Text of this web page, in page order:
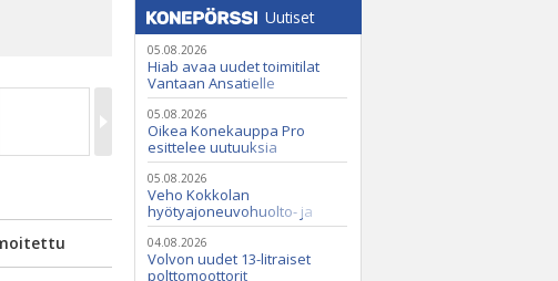
Uutiset
05.08.2026
Hiab avaa uudet toimitilat
Vantaan Ansatielle
05.08.2026
Oikea Konekauppa Pro
esittelee uutuuksia
ammattikäyttöön
05.08.2026
Veho Kokkolan
hyötyajoneuvohuolto- ja
varaosatoiminnot Q2 Service
Oy:lle lokakuussa
04.08.2026
Volvon uudet 13-litraiset
polttomoottorit